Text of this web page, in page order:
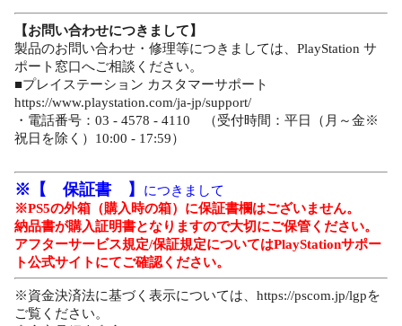
【お問い合わせにつきまして】
製品のお問い合わせ・修理等につきましては、PlayStation サ
ポート窓口へご相談ください。
■プレイステーション カスタマーサポート
https://www.playstation.com/ja-jp/support/
・電話番号：03 - 4578 - 4110 （受付時間：平日（月～金※
祝日を除く）10:00 - 17:59）
※【 保証書 】
につきまして
※PS5の外箱（購入時の箱）に保証書欄はございません。
納品書が購入証明書となりますので大切にご保管ください。
アフターサービス規定/保証規定についてはPlayStationサポー
ト公式サイトにてご確認ください。
※資金決済法に基づく表示については、https://pscom.jp/lgpを
ご覧ください。